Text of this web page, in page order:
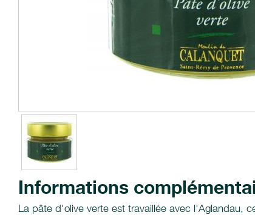
Informations
La pâte d'olive verte est travaillée avec l'Aglandau,